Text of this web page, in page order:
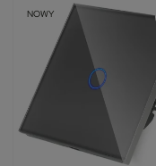
NOWY